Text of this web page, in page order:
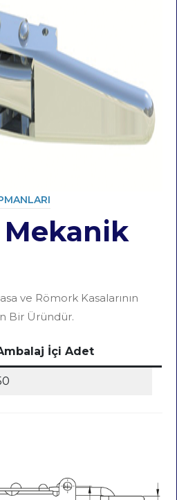
ve Römork Kasalarının
Bir Üründür.
İçi Adet